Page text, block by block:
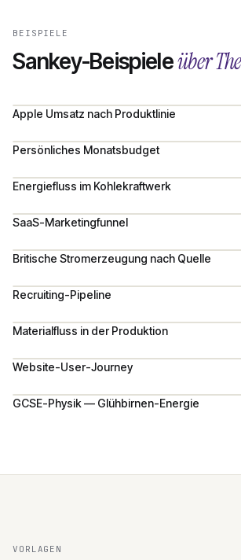
BEISPIELE
Sankey-Beispieleüber
Apple Umsatz nach Produktlinie
Persönliches Monatsbudget
Energiefluss im Kohlekraftwerk
SaaS-Marketingfunnel
Britische Stromerzeugung nach Quelle
Recruiting-Pipeline
Materialfluss in der Produktion
Website-User-Journey
GCSE-Physik — Glühbirnen-Energie
VORLAGEN